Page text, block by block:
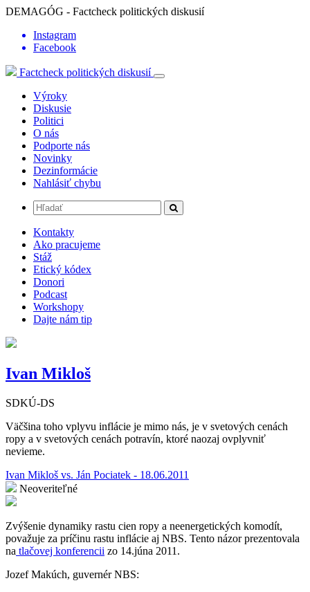
DEMAGÓG - Factcheck politických diskusií
Instagram
Facebook
Factcheck politických diskusií
Výroky
Diskusie
Politici
O nás
Podporte nás
Novinky
Dezinformácie
Nahlásiť chybu
Kontakty
Ako pracujeme
Stáž
Etický kódex
Donori
Podcast
Workshopy
Dajte nám tip
Ivan Mikloš
SDKÚ-DS
Väčšina toho vplyvu inflácie je mimo nás, je v svetových cenách
ropy a v svetových cenách potravín, ktoré naozaj ovplyvniť
nevieme.
Ivan Mikloš vs. Ján Pociatek - 18.06.2011
Neoveriteľné
Zvýšenie dynamiky rastu cien ropy a neenergetických komodít,
považuje za príčinu rastu inflácie aj NBS. Tento názor prezentovala
na tlačovej konferencii zo 14.júna 2011.
Jozef Makúch, guvernér NBS: